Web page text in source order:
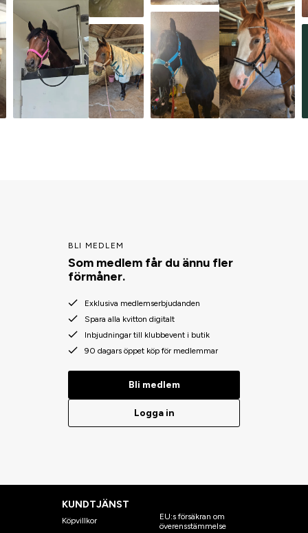
BLI MEDLEM
Som medlem får du ännu fler
förmåner.
Exklusiva medlemserbjudanden
Spara alla kvitton digitalt
Inbjudningar till klubbevent i butik
90 dagars öppet köp för medlemmar
Bli medlem
Logga in
KUNDTJÄNST
Köpvillkor
EU:s försäkran om
överensstämmelse